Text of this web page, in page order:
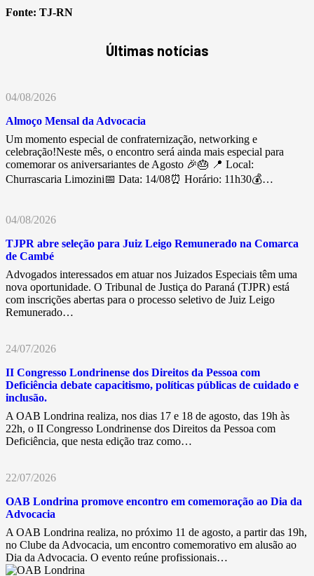
Fonte: TJ-RN
Últimas notícias
04/08/2026
Almoço Mensal da Advocacia
Um momento especial de confraternização, networking e
celebração!Neste mês, o encontro será ainda mais especial para
comemorar os aniversariantes de Agosto 🎉🎂 📍 Local:
Churrascaria Limozini📅 Data: 14/08⏰ Horário: 11h30💰…
04/08/2026
TJPR abre seleção para Juiz Leigo Remunerado na Comarca
de Cambé
Advogados interessados em atuar nos Juizados Especiais têm uma
nova oportunidade. O Tribunal de Justiça do Paraná (TJPR) está
com inscrições abertas para o processo seletivo de Juiz Leigo
Remunerado…
24/07/2026
II Congresso Londrinense dos Direitos da Pessoa com
Deficiência debate capacitismo, políticas públicas de cuidado e
inclusão.
A OAB Londrina realiza, nos dias 17 e 18 de agosto, das 19h às
22h, o II Congresso Londrinense dos Direitos da Pessoa com
Deficiência, que nesta edição traz como…
22/07/2026
OAB Londrina promove encontro em comemoração ao Dia da
Advocacia
A OAB Londrina realiza, no próximo 11 de agosto, a partir das 19h,
no Clube da Advocacia, um encontro comemorativo em alusão ao
Dia da Advocacia. O evento reúne profissionais…